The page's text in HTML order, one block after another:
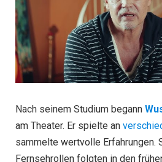
Nach seinem Studium begann
am Theater. Er spielte an
sammelte wertvolle Erfahrungen.
Fernsehrollen folgten in den